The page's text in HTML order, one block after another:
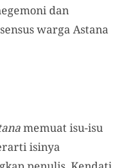
dan
warga Astana
memuat isu-isu
isinya